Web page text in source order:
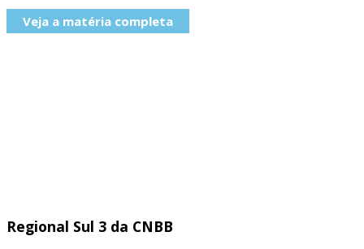
Veja a matéria completa
Regional Sul 3 da CNBB